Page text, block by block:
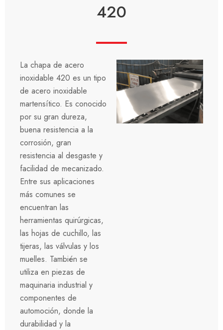
420
La chapa de acero
inoxidable 420 es un tipo
de acero inoxidable
martensítico. Es conocido
por su gran dureza,
buena resistencia a la
corrosión, gran
resistencia al desgaste y
facilidad de mecanizado.
Entre sus aplicaciones
más comunes se
encuentran las
herramientas quirúrgicas,
las hojas de cuchillo, las
tijeras, las válvulas y los
muelles. También se
utiliza en piezas de
maquinaria industrial y
componentes de
automoción, donde la
durabilidad y la